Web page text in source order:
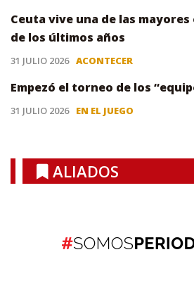
Ceuta vive una de las
de los últimos años
31 JULIO 2026 ACONTECER
Empezó el torneo de los
31 JULIO 2026 EN EL JUEGO
ALIADOS